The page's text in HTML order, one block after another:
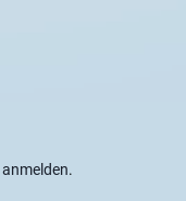
anmelden.